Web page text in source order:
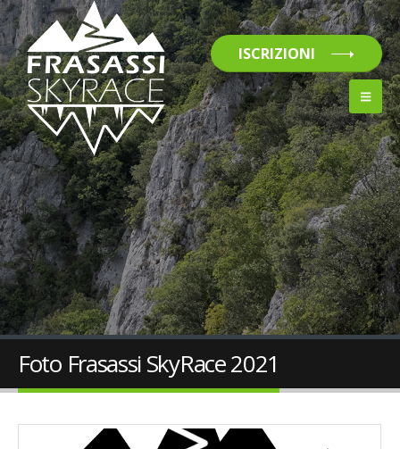
ISCRIZIONI
Foto Frasassi SkyRace 2021